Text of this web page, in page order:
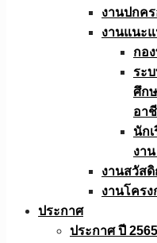
งานปกคร
งานแนะ
กอ
ระ
ศึก
อา
นัก
งา
งานสวัส
งานโครง
ประกาศ
ประกาศ ปี 2565